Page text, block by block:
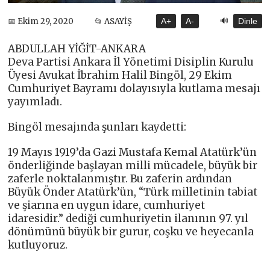
📅 Ekim 29, 2020 📂 ASAYİŞ A+ A- 🔊 Dinle
ABDULLAH YİĞİT-ANKARA
Deva Partisi Ankara İl Yönetimi Disiplin Kurulu
Üyesi Avukat İbrahim Halil Bingöl, 29 Ekim
Cumhuriyet Bayramı dolayısıyla kutlama mesajı
yayımladı.
Bingöl mesajında şunları kaydetti:
19 Mayıs 1919’da Gazi Mustafa Kemal Atatürk’ün
önderliğinde başlayan milli mücadele, büyük bir
zaferle noktalanmıştır. Bu zaferin ardından
Büyük Önder Atatürk’ün, “Türk milletinin tabiat
ve şiarına en uygun idare, cumhuriyet
idaresidir.” dediği cumhuriyetin ilanının 97. yıl
dönümünü büyük bir gurur, coşku ve heyecanla
kutluyoruz.